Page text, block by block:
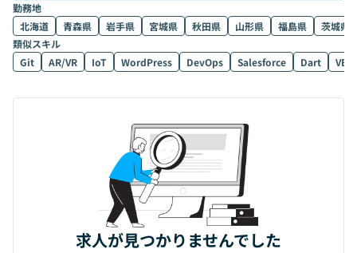
勤務地
北海道
青森県 岩手県 宮城県 秋田県 山形県 福島県
茨城県
類似スキル
Git
AR/VR IoT WordPress DevOps Salesforce Dart
求人が見つかりませんでした